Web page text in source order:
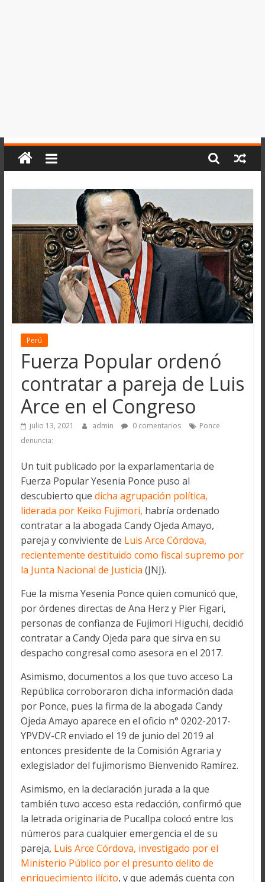
Perú
Fuerza Popular ordenó
contratar a pareja de Luis
Arce en el Congreso
julio 13, 2021 admin 0 comentarios
Ponce
denuncia:
Un tuit publicado por la exparlamentaria de
Fuerza Popular Yesenia Ponce puso al
descubierto que dicha agrupación política,
liderada por Keiko Fujimori, habría ordenado
contratar a la abogada Candy Ojeda Amayo,
pareja y conviviente de Luis Arce Córdova,
recientemente destituido como fiscal supremo por
la Junta Nacional de Justicia (JNJ).
Fue la misma Yesenia Ponce quien comunicó que,
por órdenes directas de Ana Herz y Pier Figari,
personas de confianza de Fujimori Higuchi, decidió
contratar a Candy Ojeda para que sirva en su
despacho congresal como asesora en el 2017.
Asimismo, documentos a los que tuvo acceso La
República corroboraron dicha información dada
por Ponce, pues la firma de la abogada Candy
Ojeda Amayo aparece en el oficio n° 0202-2017-
YPVDV-CR enviado el 19 de junio del 2019 al
entonces presidente de la Comisión Agraria y
exlegislador del fujimorismo Bienvenido Ramírez.
Asimismo, en la declaración jurada a la que
también tuvo acceso esta redacción, confirmó que
la letrada originaria de Pucallpa colocó entre los
números para cualquier emergencia el de su
pareja, Luis Arce Córdova, investigado por el
Ministerio Público por el presunto delito de
enriquecimiento ilícito, y que además cuenta con